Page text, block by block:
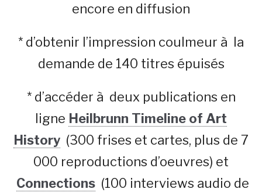
encore en diffusion
* d’obtenir l’impression coulmeur à la
demande de 140 titres épuisés
* d’accéder à deux publications en
ligne Heilbrunn Timeline of Art
History (300 frises et cartes, plus de 7
000 reproductions d’oeuvres) et
Connections(100 interviews audio de